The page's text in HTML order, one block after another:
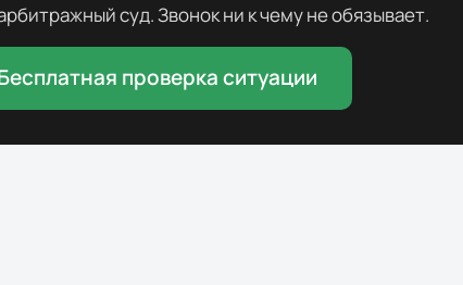
суд. Звонок ни к чему не обязывает.
проверка ситуации